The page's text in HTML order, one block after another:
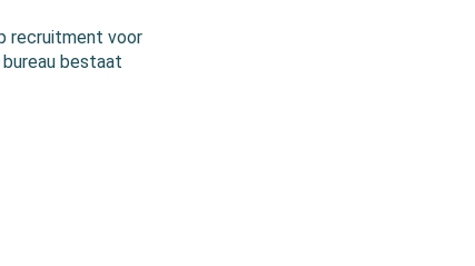
recruitment voor
bureau bestaat